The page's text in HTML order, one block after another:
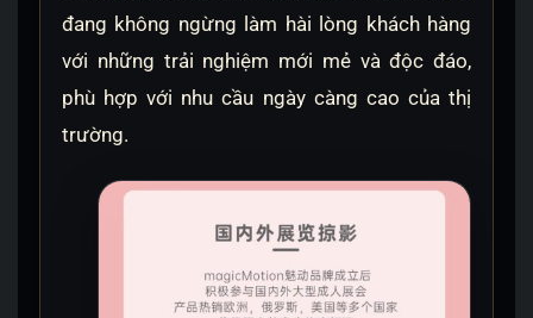
đang không ngừng làm hài lòng khách hàng
với những trải nghiệm mới mẻ và độc đáo,
phù hợp với nhu cầu ngày càng cao của thị
trường.